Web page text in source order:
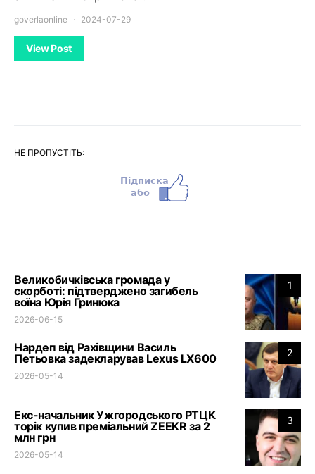
goverlaonline 2024-07-29
View Post
НЕ ПРОПУСТІТЬ:
1
Великобичківська громада у
скорботі: підтверджено загибель
воїна Юрія Гринюка
2026-06-15
2
Нардеп від Рахівщини Василь
Петьовка задекларував Lexus LX600
2026-05-14
3
Екс-начальник Ужгородського РТЦК
торік купив преміальний ZEEKR за 2
млн грн
2026-05-14